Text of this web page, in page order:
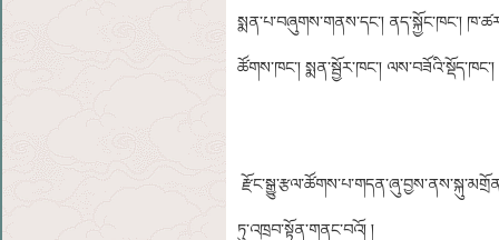
སྨན་པ་བཞུགས་གནས་དང་། ནད་སྐྱོང་ཁང་།
ཚོགས་ཁང་། སྨན་སྦྱོར་ཁང་།
ཏུ་འཁྲབ་སྟོན་གནང་བའོ། །